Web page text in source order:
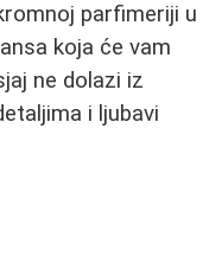
parfimeriji u
koja će vam
ne dolazi iz
i ljubavi